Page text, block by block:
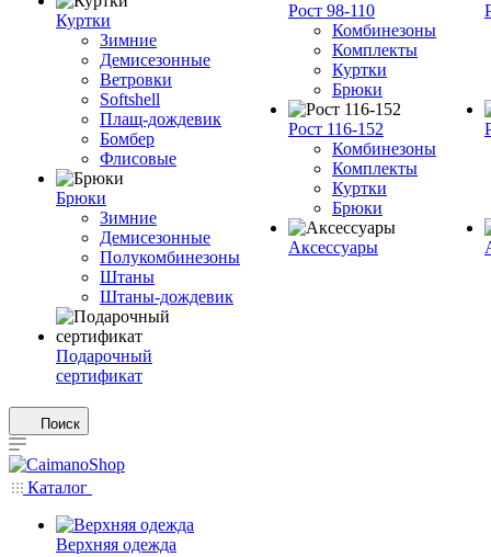
Куртки
Зимние
Демисезонные
Ветровки
Softshell
Плащ-дождевик
Бомбер
Флисовые
Брюки
Зимние
Демисезонные
Полукомбинезоны
Штаны
Штаны-дождевик
Подарочный
сертификат
Рост 98-110
Комбинезоны
Комплекты
Куртки
Брюки
Рост 116-152
Комбинезоны
Комплекты
Куртки
Брюки
Аксессуары
Поиск
Каталог
Верхняя одежда